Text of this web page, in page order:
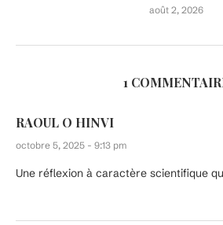
août 2, 2026
1
RAOUL O HINVI
octobre 5, 2025 - 9:13 pm
Une réflexion à caractère scientifique